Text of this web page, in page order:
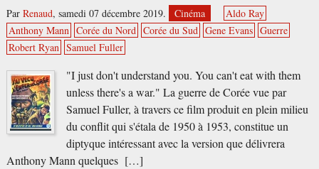
Par Renaud, samedi 07 décembre 2019. Cinéma
Aldo Ray
Anthony Mann Corée du Nord Corée du Sud Gene Evans Guerre
Robert Ryan Samuel Fuller
"I just don't understand you. You can't eat with them
unless there's a war." La guerre de Corée vue par
Samuel Fuller, à travers ce film produit en plein milieu
du conflit qui s'étala de 1950 à 1953, constitue un
diptyque intéressant avec la version que délivrera
Anthony Mann quelques […]